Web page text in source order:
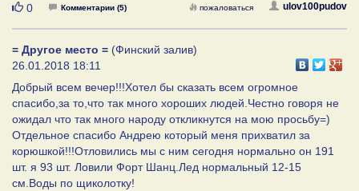
Нравится
0 Комментарии (5) ulov100pudov
пожаловаться
= Другое место = (Финский залив)
26.01.2018 18:11
Добрый всем вечер!!!Хотел бы сказать всем огромное
спасибо,за то,что так много хороших людей.Честно говоря не
ожидал что так много народу откликнутся на мою просьбу=)
Отдельное спасибо Андрею который меня прихватил за
корюшкой!!!Отловились мы с ним сегодня нормально он 191
шт. я 93 шт. Ловили Форт Шанц.Лед нормальный 12-15
см.Воды по щиколотку!